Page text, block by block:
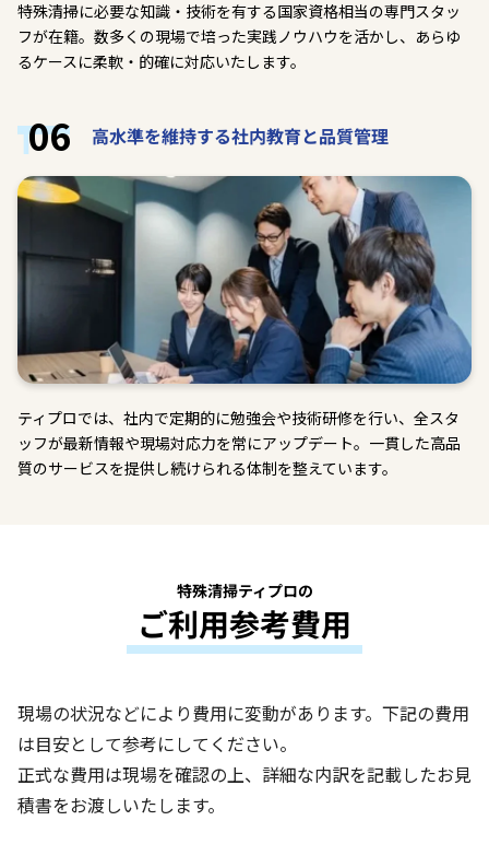
特殊清掃に必要な知識・技術を有する国家資格相当の専門スタッ
フが在籍。数多くの現場で培った実践ノウハウを活かし、あらゆ
るケースに柔軟・的確に対応いたします。
06 高水準を維持する社内教育と品質管理
ティプロでは、社内で定期的に勉強会や技術研修を行い、全スタ
ッフが最新情報や現場対応力を常にアップデート。一貫した高品
質のサービスを提供し続けられる体制を整えています。
特殊清掃ティプロの
ご利用参考費用
現場の状況などにより費用に変動があります。下記の費用
は目安として参考にしてください。
正式な費用は現場を確認の上、詳細な内訳を記載したお見
積書をお渡しいたします。